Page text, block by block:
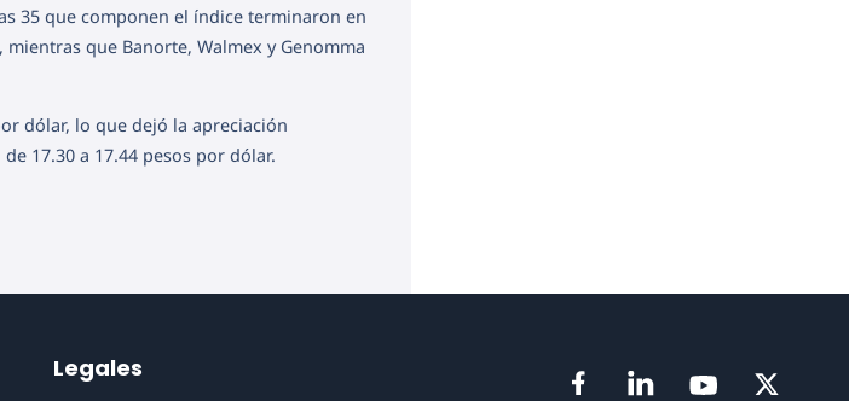
35 que componen el índice terminaron en
que Banorte, Walmex y Genomma
dólar, lo que dejó la apreciación
17.30 a 17.44 pesos por dólar.
Legales